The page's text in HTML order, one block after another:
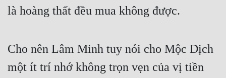
là hoàng thất đều mua không được.
Cho nên Lâm Minh tuy nói cho Mộc Dịch
một ít trí nhớ không trọn vẹn của vị tiền